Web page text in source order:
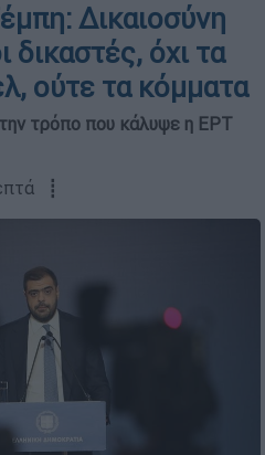
Δικαιοσύνη
όχι τα
ούτε τα κόμματα
τρόπο που κάλυψε η ΕΡΤ
┋